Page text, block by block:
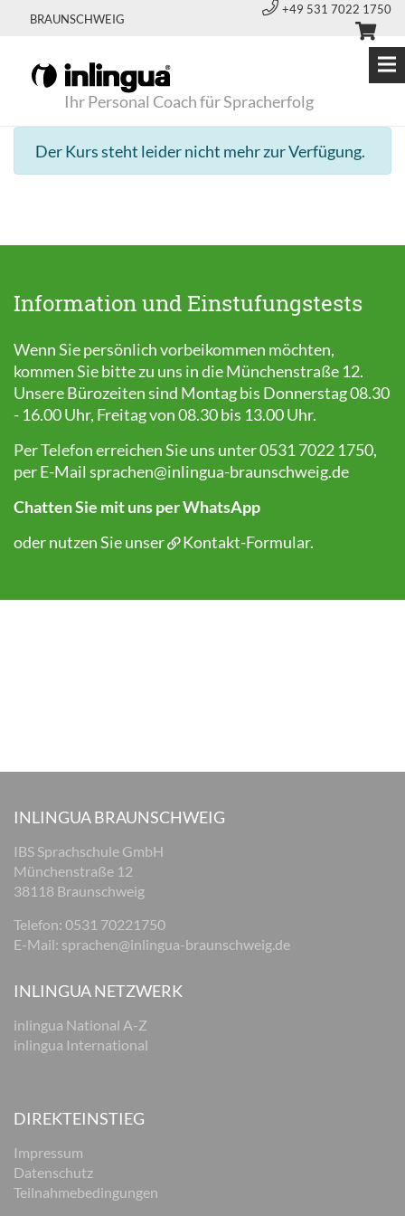
BRAUNSCHWEIG
+49 531 7022 1750
Ihr Personal Coach für Spracherfolg
Der Kurs steht leider nicht mehr zur Verfügung.
Information und Einstufungstests
Wenn Sie persönlich vorbeikommen möchten,
kommen Sie bitte zu uns in die Münchenstraße 12.
Unsere Bürozeiten sind Montag bis Donnerstag 08.30
- 16.00 Uhr, Freitag von 08.30 bis 13.00 Uhr.
Per Telefon erreichen Sie uns unter 0531 7022 1750,
per E-Mail sprachen@inlingua-braunschweig.de
Chatten Sie mit uns per WhatsApp
oder nutzen Sie unser
Kontakt-Formular.
INLINGUA BRAUNSCHWEIG
IBS Sprachschule GmbH
Münchenstraße 12
38118 Braunschweig
Telefon: 0531 70221750
E-Mail: sprachen@inlingua-braunschweig.de
INLINGUA NETZWERK
inlingua National A-Z
inlingua International
DIREKTEINSTIEG
Impressum
Datenschutz
Teilnahmebedingungen